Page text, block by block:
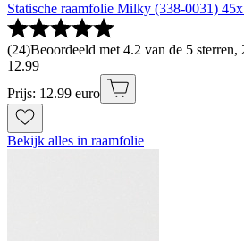
Statische raamfolie Milky (338-0031)
(24)Beoordeeld met 4.2 van de 5
12.99
Prijs: 12.99 euro
Bekijk alles in raamfolie